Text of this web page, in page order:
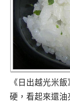
《日出越光米
硬，看起來還油